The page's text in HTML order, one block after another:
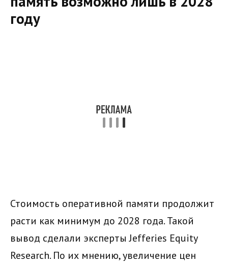
году
Стоимость оперативной памяти продолжит
расти как минимум до 2028 года. Такой
вывод сделали эксперты Jefferies Equity
Research. По их мнению, увеличение цен